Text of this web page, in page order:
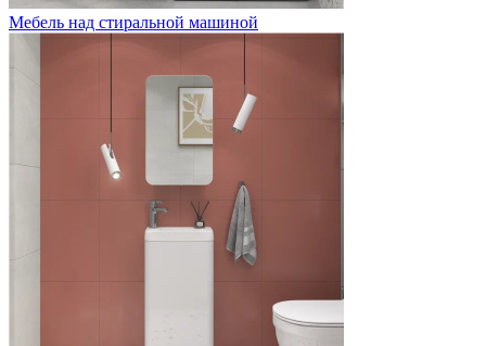
Мебель над стиральной машиной